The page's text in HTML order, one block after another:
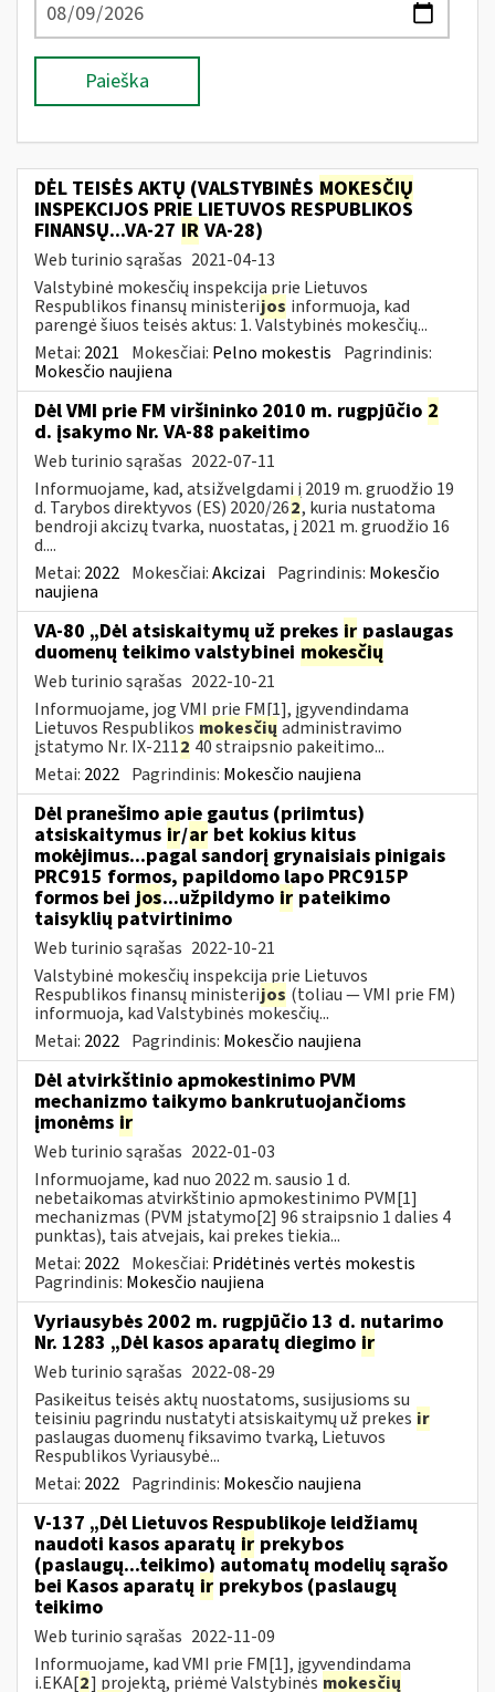
Paieška
DĖL TEISĖS AKTŲ (VALSTYBINĖS MOKESČIŲ
INSPEKCIJOS PRIE LIETUVOS RESPUBLIKOS
FINANSŲ...VA-27 IR VA-28)
Web turinio sąrašas 2021-04-13
Valstybinė mokesčių inspekcija prie Lietuvos
Respublikos finansų ministerijos informuoja, kad
parengė šiuos teisės aktus: 1. Valstybinės mokesčių...
Metai: 2021 Mokesčiai: Pelno mokestis Pagrindinis:
Mokesčio naujiena
Dėl VMI prie FM viršininko 2010 m. rugpjūčio 2
d. įsakymo Nr. VA-88 pakeitimo
Web turinio sąrašas 2022-07-11
Informuojame, kad, atsižvelgdami į 2019 m. gruodžio 19
d. Tarybos direktyvos (ES) 2020/262, kuria nustatoma
bendroji akcizų tvarka, nuostatas, į 2021 m. gruodžio 16
d....
Metai: 2022 Mokesčiai:Akcizai Pagrindinis: Mokesčio
naujiena
VA-80 „Dėl atsiskaitymų už prekes ir paslaugas
duomenų teikimo valstybinei mokesčių
Web turinio sąrašas 2022-10-21
Informuojame, jog VMI prie FM[1], įgyvendindama
Lietuvos Respublikos mokesčių administravimo
įstatymo Nr. IX-2112 40 straipsnio pakeitimo...
Metai: 2022 Pagrindinis: Mokesčio naujiena
Dėl pranešimo apie gautus (priimtus)
atsiskaitymus ir/ar bet kokius kitus
mokėjimus...pagal sandorį grynaisiais pinigais
PRC915 formos, papildomo lapo PRC915P
formos bei jos...užpildymo ir pateikimo
taisyklių patvirtinimo
Web turinio sąrašas 2022-10-21
Valstybinė mokesčių inspekcija prie Lietuvos
Respublikos finansų ministerijos (toliau ― VMI prie FM)
informuoja, kad Valstybinės mokesčių...
Metai: 2022 Pagrindinis: Mokesčio naujiena
Dėl atvirkštinio apmokestinimo PVM
mechanizmo taikymo bankrutuojančioms
įmonėms ir
Web turinio sąrašas 2022-01-03
Informuojame, kad nuo 2022 m. sausio 1 d.
nebetaikomas atvirkštinio apmokestinimo PVM[1]
mechanizmas (PVM įstatymo[2] 96 straipsnio 1 dalies 4
punktas), tais atvejais, kai prekes tiekia...
Metai: 2022 Mokesčiai: Pridėtinės vertės mokestis
Pagrindinis: Mokesčio naujiena
Vyriausybės 2002 m. rugpjūčio 13 d. nutarimo
Nr. 1283 „Dėl kasos aparatų diegimo ir
Web turinio sąrašas 2022-08-29
Pasikeitus teisės aktų nuostatoms, susijusioms su
teisiniu pagrindu nustatyti atsiskaitymų už prekes ir
paslaugas duomenų fiksavimo tvarką, Lietuvos
Respublikos Vyriausybė...
Metai: 2022 Pagrindinis: Mokesčio naujiena
V-137 „Dėl Lietuvos Respublikoje leidžiamų
naudoti kasos aparatų ir prekybos
(paslaugų...teikimo) automatų modelių sąrašo
bei Kasos aparatų ir prekybos (paslaugų
teikimo
Web turinio sąrašas 2022-11-09
Informuojame, kad VMI prie FM[1], įgyvendindama
i.EKA[2] projektą, priėmė Valstybinės mokesčių